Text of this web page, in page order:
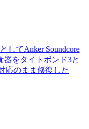
してAnker Soundcore
器をタイトボンド3と
応のまま修復した